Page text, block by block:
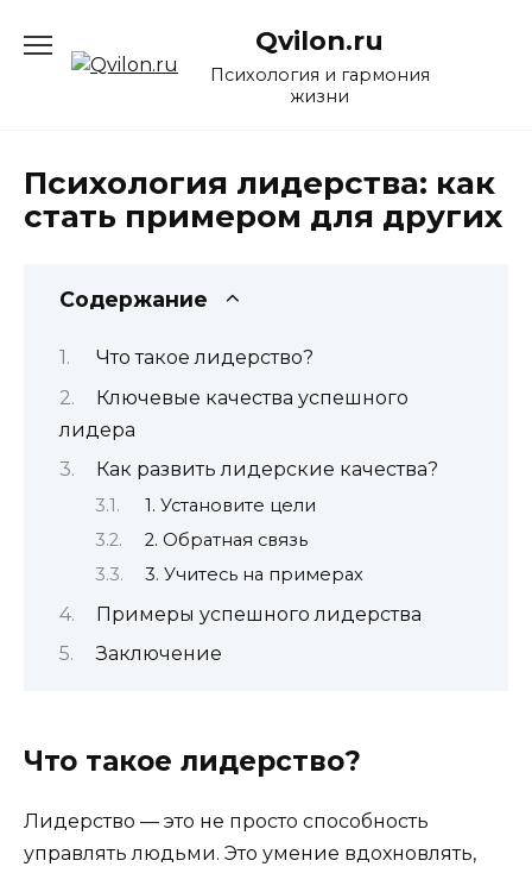
содержанию
Qvilon.ru
Психология и гармония
жизни
Психология лидерства: как
стать примером для других
Содержание
Что такое лидерство?
Ключевые качества успешного
лидера
Как развить лидерские качества?
1. Установите цели
2. Обратная связь
3. Учитесь на примерах
Примеры успешного лидерства
Заключение
Что такое лидерство?
Лидерство — это не просто способность
управлять людьми. Это умение вдохновлять,